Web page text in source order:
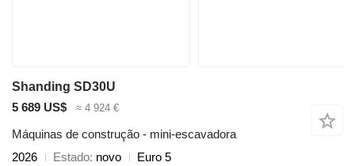
Shanding SD30U
5 689 US$
≈ 4 924 €
Máquinas de construção - mini-escavadora
2026
Estado novo
Euro 5